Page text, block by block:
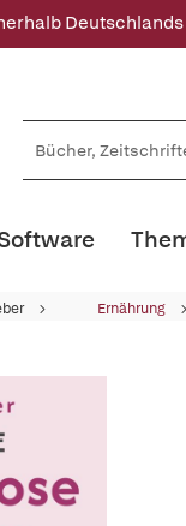
Deutschlands
Ernährung